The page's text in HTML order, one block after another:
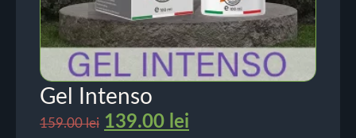
Gel Intenso
159.00lei 139.00 lei